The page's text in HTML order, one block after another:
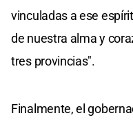
vinculadas a ese
de nuestra alma y
tres provincias".
Finalmente, el